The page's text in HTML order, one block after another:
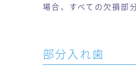
場合、すべての欠損部
部分入れ歯